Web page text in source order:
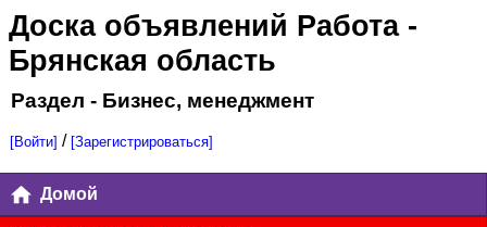
Доска объявлений Работа-
Брянская область
Раздел - Бизнес, менеджмент
[Войти] / [Зарегистрироваться]
Домой